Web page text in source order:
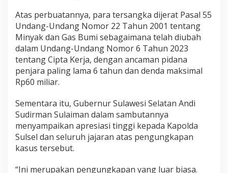
Atas perbuatannya, para tersangka dijerat Pasal 55
Undang-Undang Nomor 22 Tahun 2001 tentang
Minyak dan Gas Bumi sebagaimana telah diubah
dalam Undang-Undang Nomor 6 Tahun 2023
tentang Cipta Kerja, dengan ancaman pidana
penjara paling lama 6 tahun dan denda maksimal
Rp60 miliar.
Sementara itu, Gubernur Sulawesi Selatan Andi
Sudirman Sulaiman dalam sambutannya
menyampaikan apresiasi tinggi kepada Kapolda
Sulsel dan seluruh jajaran atas pengungkapan
kasus tersebut.
“Ini merupakan pengungkapan yang luar biasa.